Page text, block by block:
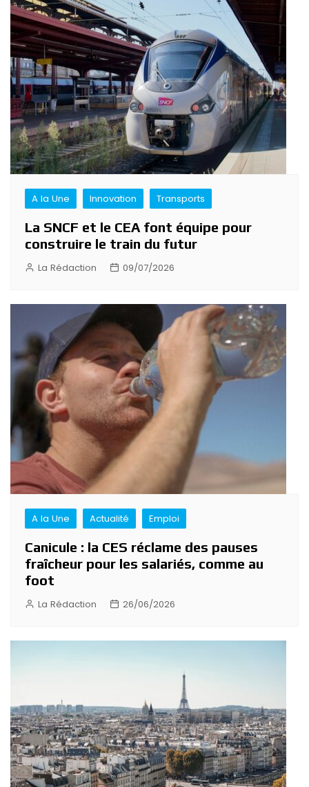
A la Une Innovation Transports
La SNCF et le CEA font équipe pour
construire le train du futur
La Rédaction 09/07/2026
A la Une Actualité Emploi
Canicule : la CES réclame des pauses
fraîcheur pour les salariés, comme au
foot
La Rédaction 26/06/2026